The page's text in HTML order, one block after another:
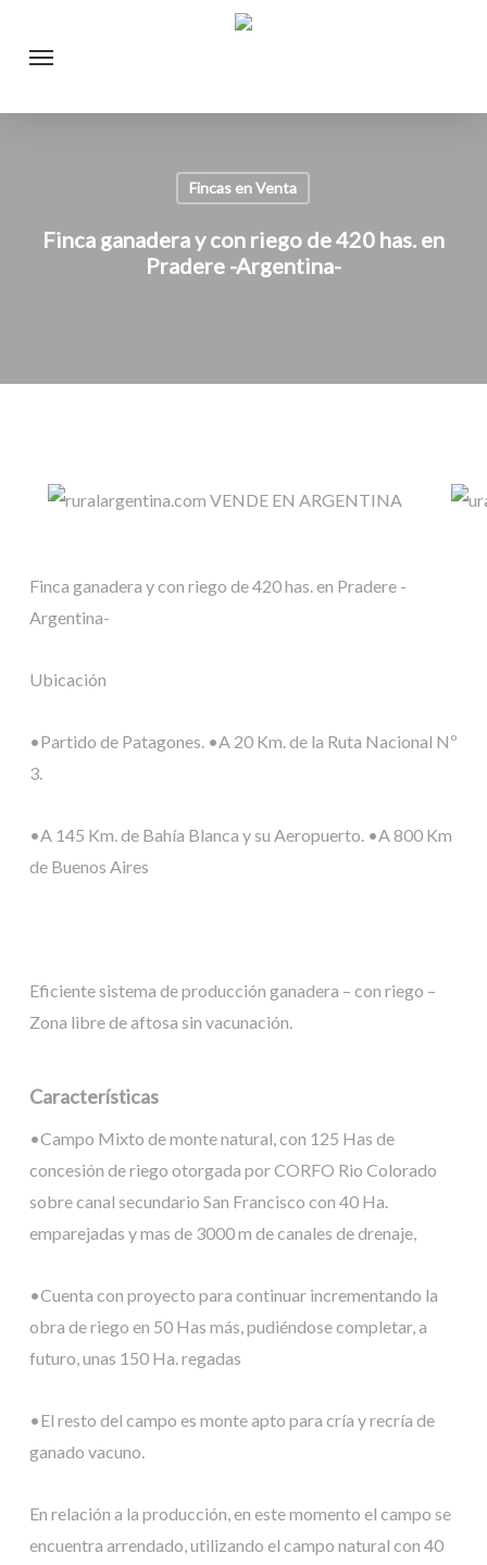
content
Menu
Fincas en Venta
Finca ganadera y con riego de 420 has. en
Pradere -Argentina-
Finca ganadera y con riego de 420 has. en Pradere -
Argentina-
Ubicación
•Partido de Patagones. •A 20 Km. de la Ruta Nacional Nº
3.
•A 145 Km. de Bahía Blanca y su Aeropuerto. •A 800 Km
de Buenos Aires
Eficiente sistema de producción ganadera – con riego –
Zona libre de aftosa sin vacunación.
Características
•Campo Mixto de monte natural, con 125 Has de
concesión de riego otorgada por CORFO Rio Colorado
sobre canal secundario San Francisco con 40 Ha.
emparejadas y mas de 3000 m de canales de drenaje,
•Cuenta con proyecto para continuar incrementando la
obra de riego en 50 Has más, pudiéndose completar, a
futuro, unas 150 Ha. regadas
•El resto del campo es monte apto para cría y recría de
ganado vacuno.
En relación a la producción, en este momento el campo se
encuentra arrendado, utilizando el campo natural con 40